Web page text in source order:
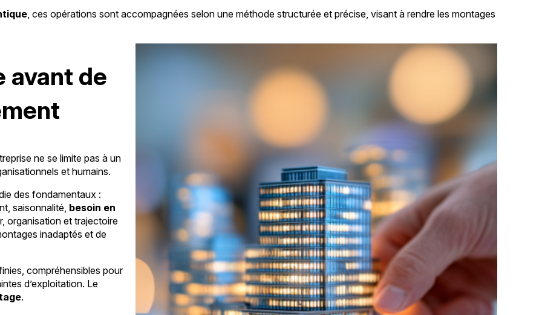
, ces opérations sont accompagnées selon une méthode structurée et précise, visant à rendre les montages
avant de
ne se limite pas à un
et humains.
des fondamentaux :
saisonnalité, besoin en
organisation et trajectoire
inadaptés et de
compréhensibles pour
d’exploitation. Le
.